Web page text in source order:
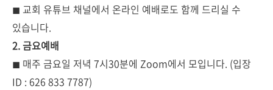
◼ 교회 유튜브 채널에서 온라인 예배로도 함께 드리실 수
있습니다.
2. 금요예배
◼ 매주 금요일 저녁 7시30분에 Zoom에서 모입니다. (입장
ID : 626 833 7787)